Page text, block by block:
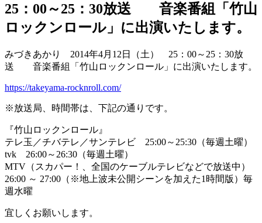
25：00～25：30放送 音楽番組「竹山
ロックンロール」に出演いたします。
みづきあかり 2014年4月12日（土） 25：00～25：30放
送 音楽番組「竹山ロックンロール」に出演いたします。
https://takeyama-rocknroll.com/
※放送局、時間帯は、下記の通りです。
『竹山ロックンロール』
テレ玉／チバテレ／サンテレビ 25:00～25:30（毎週土曜）
tvk 26:00～26:30（毎週土曜）
MTV（スカパー！、全国のケーブルテレビなどで放送中）
26:00 ～ 27:00（※地上波未公開シーンを加えた1時間版）毎
週水曜
宜しくお願いします。